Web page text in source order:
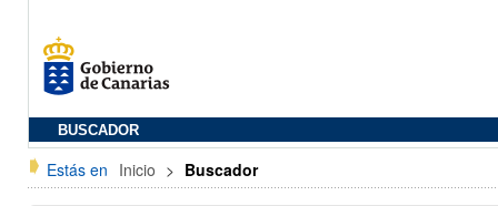
BUSCADOR
Estás en Inicio > Buscador